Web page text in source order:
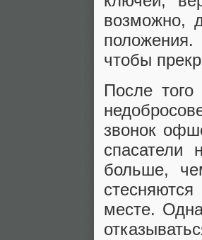
возможно,
чтобы
После
звонок
спасатели
больше,
месте.